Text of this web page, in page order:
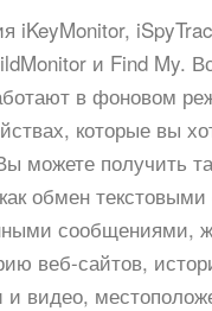
iKeyMonitor,
и Find My.
в фоновом
которые вы
можете получить
обмен
сообщениями,
веб-сайтов,
видео,